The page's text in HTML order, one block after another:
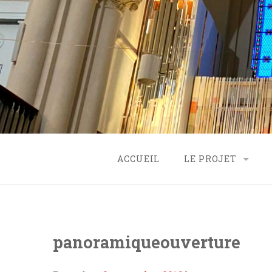
to
content
ACCUEIL LE PROJET
FINANCEMENT
panoramiqueouverture